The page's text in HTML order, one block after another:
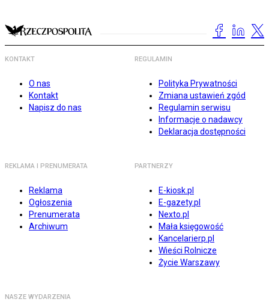
KONTAKT
O nas
Kontakt
Napisz do nas
REGULAMIN
Polityka Prywatności
Zmiana ustawień zgód
Regulamin serwisu
Informacje o nadawcy
Deklaracja dostępności
REKLAMA I PRENUMERATA
Reklama
Ogłoszenia
Prenumerata
Archiwum
PARTNERZY
E-kiosk.pl
E-gazety.pl
Nexto.pl
Mała księgowość
Kancelarierp.pl
Wieści Rolnicze
Życie Warszawy
NASZE WYDARZENIA